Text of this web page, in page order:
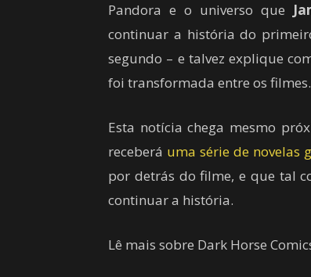
Pandora e o universo que
continuar a história do
segundo – e talvez explique
foi transformada entre os filmes.
Esta notícia chega mesmo
receberá uma série de novelas
por detrás do filme, e que tal
continuar a história.
Lê mais sobre Dark Horse